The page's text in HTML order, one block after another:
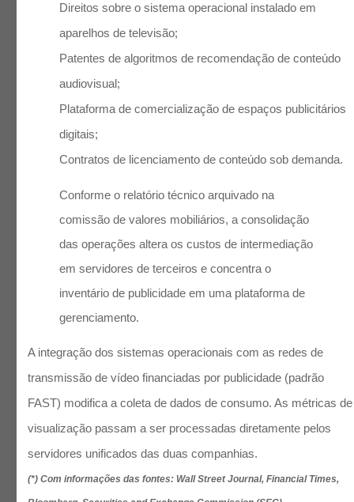
Direitos sobre o sistema operacional instalado em
aparelhos de televisão;
Patentes de algoritmos de recomendação de conteúdo
audiovisual;
Plataforma de comercialização de espaços publicitários
digitais;
Contratos de licenciamento de conteúdo sob demanda.
Conforme o relatório técnico arquivado na
comissão de valores mobiliários, a consolidação
das operações altera os custos de intermediação
em servidores de terceiros e concentra o
inventário de publicidade em uma plataforma de
gerenciamento.
A integração dos sistemas operacionais com as redes de
transmissão de vídeo financiadas por publicidade (padrão
FAST) modifica a coleta de dados de consumo. As métricas de
visualização passam a ser processadas diretamente pelos
servidores unificados das duas companhias.
(*) Com informações das fontes: Wall Street Journal, Financial Times,